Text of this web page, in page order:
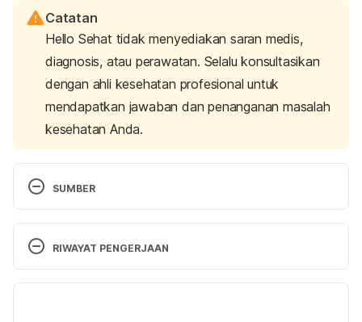
Catatan
Hello Sehat tidak menyediakan saran medis,
diagnosis, atau perawatan. Selalu konsultasikan
dengan ahli kesehatan profesional untuk
mendapatkan jawaban dan penanganan masalah
kesehatan Anda.
SUMBER
MIMS. Alminoprofen. 2016.
http://mims.com/Indonesia/Home/GatewaySubscrip
tion/?generic=Alminoprofen Accessed February
RIWAYAT PENGERJAAN